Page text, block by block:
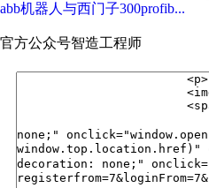
abb机器人与西门子300profib...
官方公众号智造工程师